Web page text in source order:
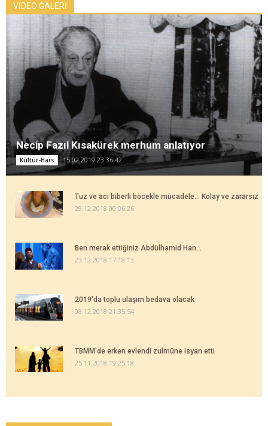
VİDEO GALERİ
Necip Fazıl Kısakürek merhum anlatıyor
Kültür-Hars 15.02.2019 23:36:42
Tuz ve acı biberli böcekle mücadele... Kolay ve zararsız
29.12.2018 00:06:26
Ben merak ettiğiniz Abdülhamid Han...
23.12.2018 17:18:13
2019'da toplu ulaşım bedava olacak
08.12.2018 21:35:54
TBMM'de erken evlendi zulmüne isyan etti
25.11.2018 19:25:18